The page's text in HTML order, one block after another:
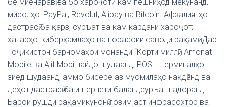
бе миёнаравӣ ва бо хароҷоти кам пешниҳод мекунанд,
мисолҳо: PayPal, Revolut, Alipay ва Bitcoin. Афзалиятҳо:
дастрасӣ ба қарз, суръат ва кам кардани хароҷот;
хатарҳо: киберҳамлаҳо ва норасоии саводи рақамӣ. Дар
Тоҷикистон барномаҳои монанди “Корти миллӣ”, Amonat
Mobile ва Alif Mobi пайдо шудаанд, POS – терминалҳо
зиёд шудаанд, аммо бисёре аз муомилаҳо нақдӣанд ва
деҳот дастрасӣ ба интернети баландсуръат надоранд.
Барои рушди рақамикунонӣ лозим аст инфрасохтор ва